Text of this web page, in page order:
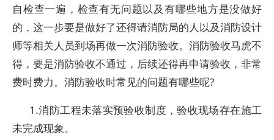
自检查一遍，检查有无问题以及有哪些地方是没做好
的，这一步要是做好了还得请消防局的人以及消防设计
师等相关人员到场再做一次消防验收。消防验收马虎不
得，要是消防验收不通过，后续还得再申请验收，非常
费时费力。消防验收时常见的问题有哪些呢?
1.消防工程未落实预验收制度，验收现场存在施工
未完成现象。